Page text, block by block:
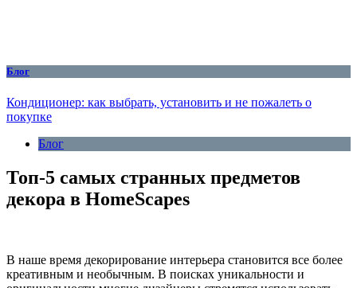
Блог
Кондиционер: как выбрать, установить и не пожалеть о
покупке
Блог
Топ-5 самых странных предметов
декора в HomeScapes
В наше время декорирование интерьера становится все более
креативным и необычным. В поисках уникальности и